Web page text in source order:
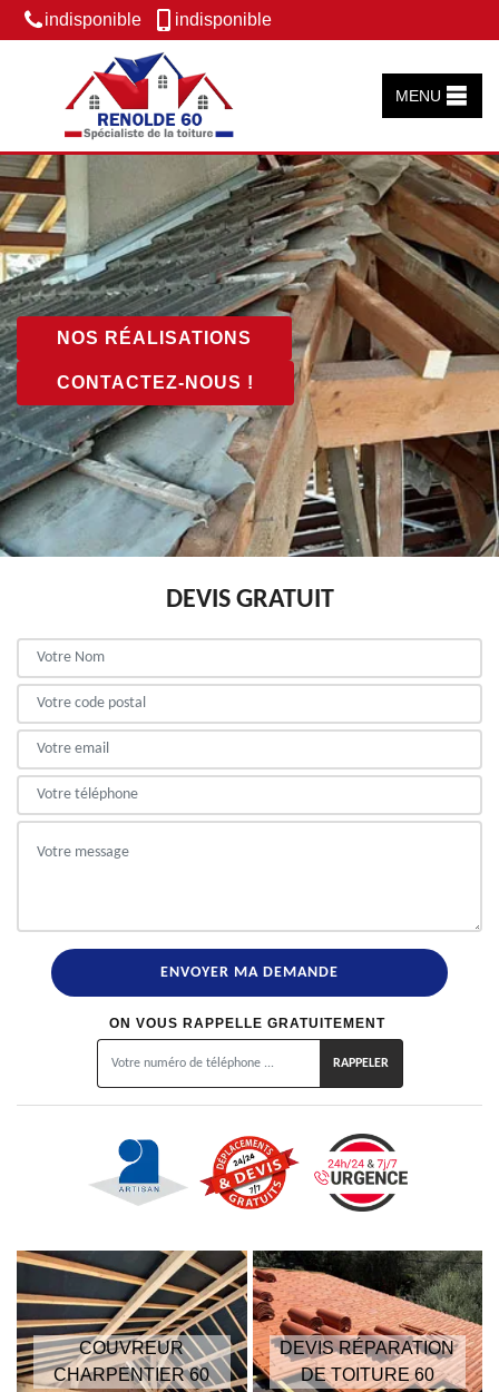
indisponible indisponible
MENU
NOS RÉALISATIONS
CONTACTEZ-NOUS !
DEVIS GRATUIT
ON VOUS RAPPELLE GRATUITEMENT
COUVREUR
CHARPENTIER 60
DEVIS RÉPARATION
DE TOITURE 60